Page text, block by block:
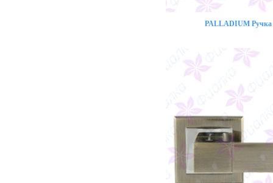
PALLADIUM Ручка